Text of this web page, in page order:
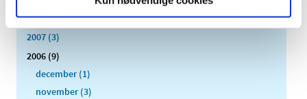
2008 (8)
2007 (3)
2006 (9)
december (1)
november (3)